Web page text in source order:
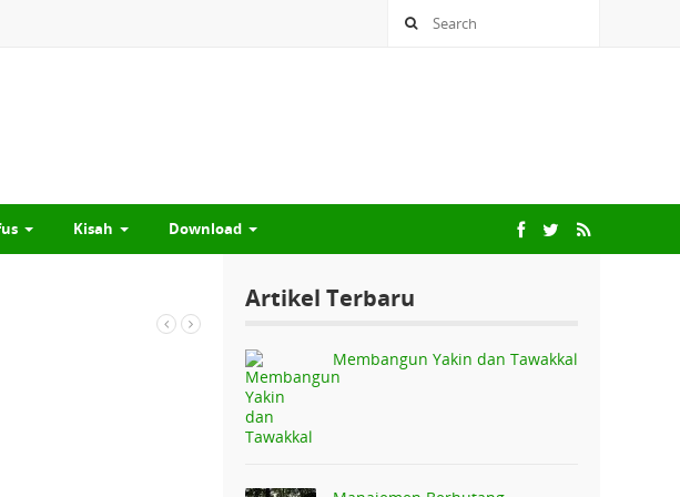
Kisah Download
Artikel Terbaru
Membangun Yakin dan Tawakkal